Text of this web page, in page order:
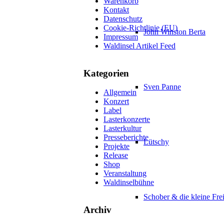
John Winston Berta
Sven Panne
Lütschy
Schober & die kleine
Kontakt
Datenschutz
Cookie-Richtlinie (EU)
Impressum
Waldinsel Artikel Feed
Kategorien
Allgemein
Konzert
Label
Lasterkonzerte
Lasterkultur
Presseberichte
Projekte
Release
Shop
Veranstaltung
Waldinselbühne
Archiv